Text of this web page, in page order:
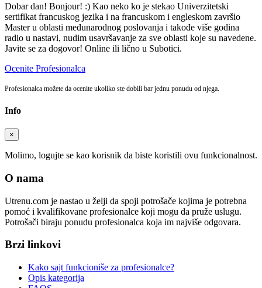
Dobar dan! Bonjour! :) Kao neko ko je stekao Univerzitetski
sertifikat francuskog jezika i na francuskom i engleskom završio
Master u oblasti međunarodnog poslovanja i takođe više godina
radio u nastavi, nudim usavršavanje za sve oblasti koje su navedene.
Javite se za dogovor! Online ili lično u Subotici.
Ocenite Profesionalca
Profesionalca možete da ocenite ukoliko ste dobili bar jednu ponudu od njega.
Info
×
Molimo, logujte se kao korisnik da biste koristili ovu funkcionalnost.
O nama
Utrenu.com je nastao u želji da spoji potrošače kojima je potrebna
pomoć i kvalifikovane profesionalce koji mogu da pruže uslugu.
Potrošači biraju ponudu profesionalca koja im najviše odgovara.
Brzi linkovi
Kako sajt funkcioniše za profesionalce?
Opis kategorija